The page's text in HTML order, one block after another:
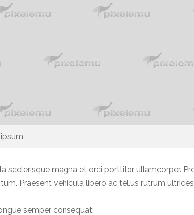
scelerisque magna et orci porttitor ullamcorper.
Praesent vehicula libero ac tellus rutrum
semper consequat: